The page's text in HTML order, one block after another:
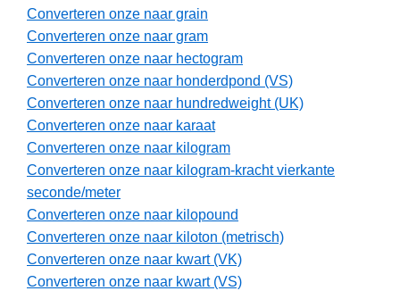
Converteren onze naar grain
Converteren onze naar gram
Converteren onze naar hectogram
Converteren onze naar honderdpond (VS)
Converteren onze naar hundredweight (UK)
Converteren onze naar karaat
Converteren onze naar kilogram
Converteren onze naar kilogram-kracht vierkante
seconde/meter
Converteren onze naar kilopound
Converteren onze naar kiloton (metrisch)
Converteren onze naar kwart (VK)
Converteren onze naar kwart (VS)